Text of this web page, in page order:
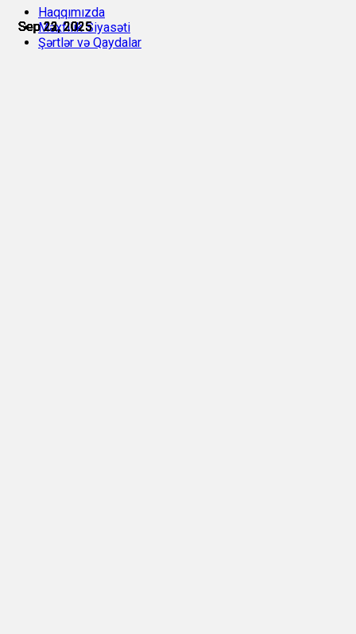
Sep 22, 2025
Sep 22, 2025
Sep 22, 2025
Sep 23, 2025
Sep 23, 2025
Sep 23, 2025
Haqqımızda
Məxfilik Siyasəti
Şərtlər və Qaydalar